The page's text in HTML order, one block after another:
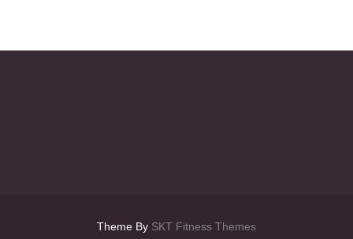
Theme By SKT Fitness Themes